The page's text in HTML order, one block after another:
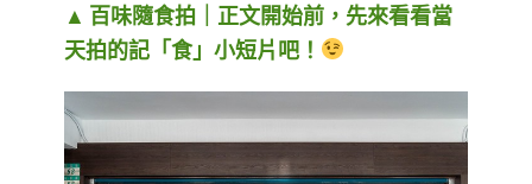
▲ 百味隨食拍｜正文開始前，先來看看當
天拍的記「食」小短片吧！